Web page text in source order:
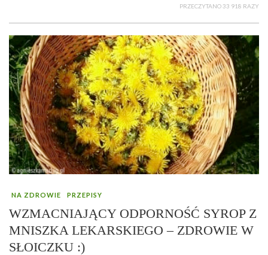
PRZECZYTANO 33 918 RAZY
NA ZDROWIE PRZEPISY
WZMACNIAJĄCY ODPORNOŚĆ SYROP Z
MNISZKA LEKARSKIEGO – ZDROWIE W
SŁOICZKU :)